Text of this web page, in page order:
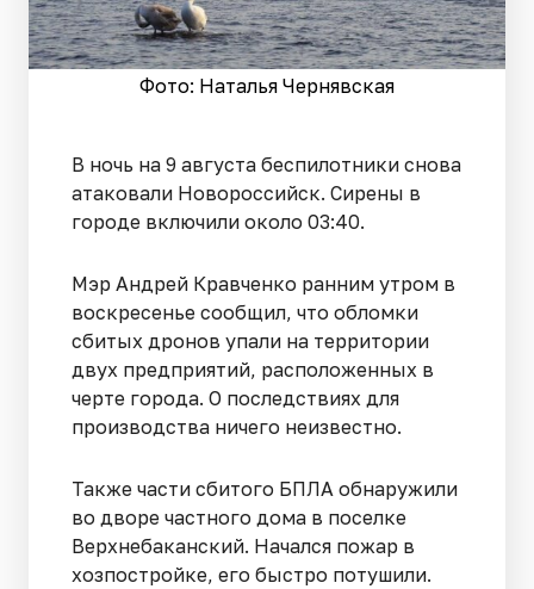
Фото: Наталья Чернявская
В ночь на 9 августа беспилотники снова
атаковали Новороссийск. Сирены в
городе включили около 03:40.
Мэр Андрей Кравченко ранним утром в
воскресенье сообщил, что обломки
сбитых дронов упали на территории
двух предприятий, расположенных в
черте города. О последствиях для
производства ничего неизвестно.
Также части сбитого БПЛА обнаружили
во дворе частного дома в поселке
Верхнебаканский. Начался пожар в
хозпостройке, его быстро потушили.